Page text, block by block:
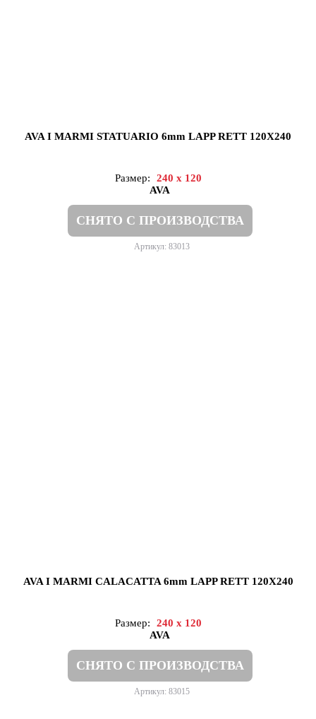
AVA I MARMI STATUARIO 6mm LAPP RETT 120X240
Размер:
240 x 120
AVA
СНЯТО С ПРОИЗВОДСТВА
Артикул: 83013
AVA I MARMI CALACATTA 6mm LAPP RETT 120X240
Размер:
240 x 120
AVA
СНЯТО С ПРОИЗВОДСТВА
Артикул: 83015